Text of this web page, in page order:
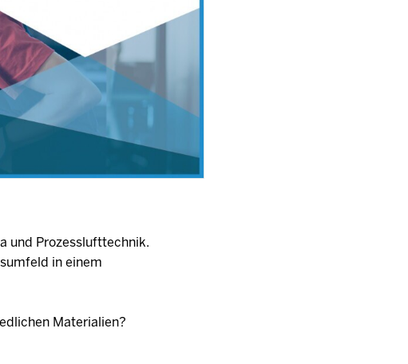
und Prozesslufttechnik.
in einem
Materialien?